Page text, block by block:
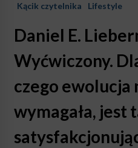
Kącik czytelnika Lifestyle
Daniel E.
Wyćwiczony.
czego ewolucja
wymagała, jest